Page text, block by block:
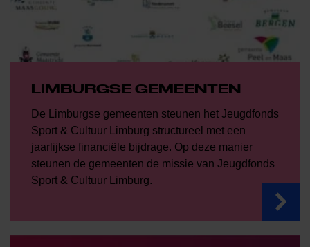
LIMBURGSE GEMEENTEN
De Limburgse gemeenten steunen het Jeugdfonds
Sport & Cultuur Limburg structureel met een
jaarlijkse financiële bijdrage. Op deze manier
steunen de gemeenten de missie van Jeugdfonds
Sport & Cultuur Limburg.